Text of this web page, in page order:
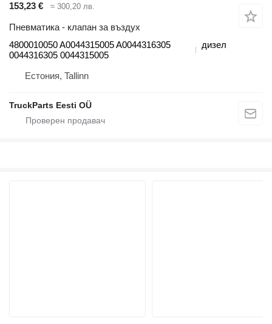
153,23 € ≈ 300,20 лв.
Пневматика - клапан за въздух
4800010050 A0044315005 A0044316305
0044316305 0044315005
дизел
Естония, Tallinn
TruckParts Eesti OÜ